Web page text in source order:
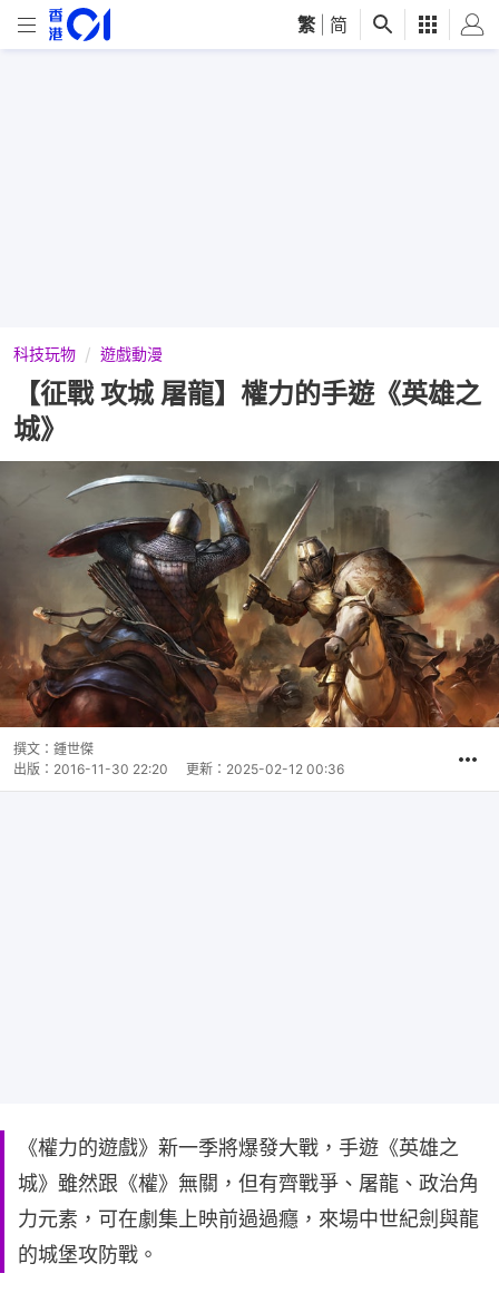
繁 简
科技玩物 遊戲動漫
【征戰 攻城 屠龍】權力的手遊《英雄之
城》
撰文： 鍾世傑
出版： 2016-11-30 22:20 更新： 2025-02-12 00:36
《權力的遊戲》新一季將爆發大戰，手遊《英雄之
城》雖然跟《權》無關，但有齊戰爭、屠龍、政治角
力元素，可在劇集上映前過過癮，來場中世紀劍與龍
的城堡攻防戰。